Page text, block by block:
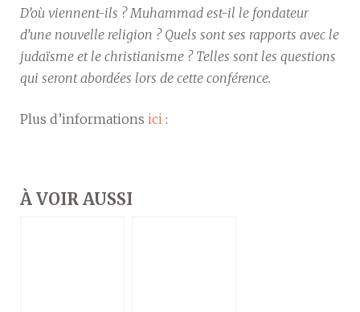
D’où viennent-ils ? Muhammad est-il le fondateur
d’une nouvelle religion ? Quels sont ses rapports avec le
judaïsme et le christianisme ? Telles sont les questions
qui seront abordées lors de cette conférence.
Plus d’informations ici :
À VOIR AUSSI